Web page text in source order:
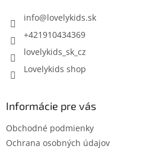
info@lovelykids.sk
+421910434369
lovelykids_sk_cz
Lovelykids shop
Informácie pre vás
Obchodné podmienky
Ochrana osobných údajov